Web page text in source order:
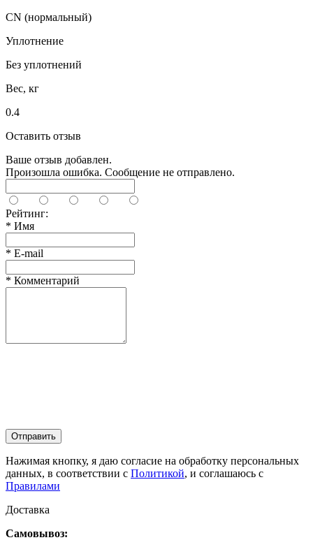
CN (нормальный)
Уплотнение
Без уплотнений
Вес, кг
0.4
Оставить отзыв
Ваше отзыв добавлен.
Произошла ошибка. Сообщение не отправлено.
Рейтинг:
* Имя
* E-mail
* Комментарий
Отправить
Нажимая кнопку, я даю согласие на обработку персональных
данных, в соответствии с Политикой, и соглашаюсь с
Правилами
Доставка
Самовывоз: